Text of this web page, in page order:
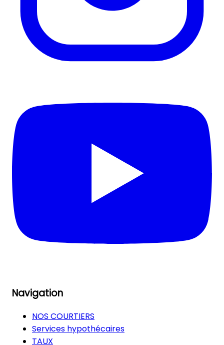
Navigation
NOS COURTIERS
Services hypothécaires
TAUX